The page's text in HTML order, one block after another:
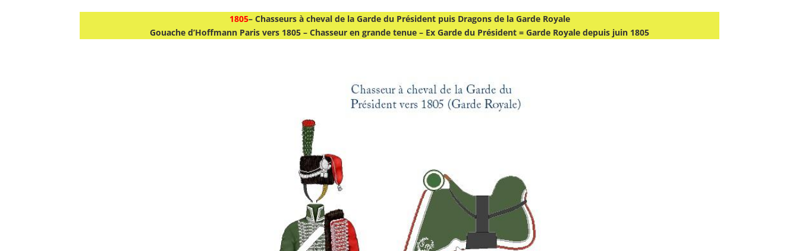
1805– Chasseurs à cheval de la Garde du Président puis Dragons de la Garde Royale
Gouache d’Hoffmann Paris vers 1805 – Chasseur en grande tenue – Ex Garde du Président = Garde Royale depuis juin 1805